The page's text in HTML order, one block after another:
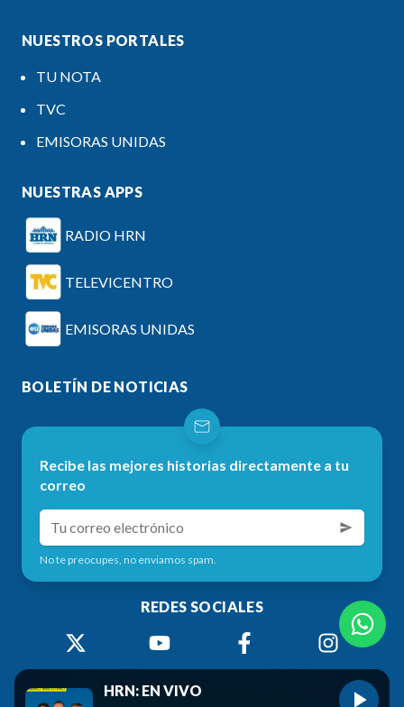
NUESTROS PORTALES
TU NOTA
TVC
EMISORAS UNIDAS
NUESTRAS APPS
RADIO HRN
TELEVICENTRO
EMISORAS UNIDAS
BOLETÍN DE NOTICIAS
Recibe las mejores historias directamente a tu
correo
No te preocupes, no enviamos spam.
REDES SOCIALES
HRN: EN VIVO